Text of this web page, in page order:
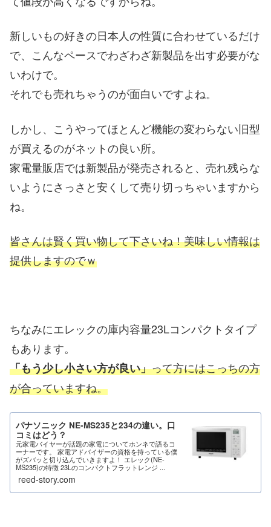
新しいもの好きの日本人の性質に合わせているだけ
で、こんなペースでわざわざ新製品を出す必要がな
いわけで。
それでも売れちゃうのが面白いですよね。
しかし、こうやってほとんど機能の変わらない旧型
が買えるのがネットの良い所。
家電量販店では新製品が発売されると、売れ残らな
いようにさっさと安くして売り切っちゃいますから
ね。
皆さんは賢く買い物して下さいね！美味しい情報は
提供しますのでｗ
ちなみにエレックの庫内容量23Lコンパクトタイプ
もあります。
「もう少し小さい方が良い」って方にはこっちの方
が合っていますね。
パナソニック NE-MS235と234の違い。口
コミはどう？
元家電バイヤーが話題の家電についてホンネで語るコ
ーナーです。 家電アドバイザーの資格を持っている僕
がズバッと切り込んでいきますよ！ エレック(NE-
MS235)の特徴 23Lのコンパクトフラットレンジ ...
reed-story.com